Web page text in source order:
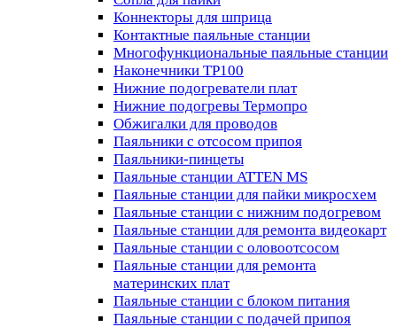
Коннекторы для шприца
Контактные паяльные станции
Многофункциональные паяльные станции
Наконечники TP100
Нижние подогреватели плат
Нижние подогревы Термопро
Обжигалки для проводов
Паяльники с отсосом припоя
Паяльники-пинцеты
Паяльные станции ATTEN MS
Паяльные станции для пайки микросхем
Паяльные станции с нижним подогревом
Паяльные станции для ремонта видеокарт
Паяльные станции с оловоотсосом
Паяльные станции для ремонта
материнских плат
Паяльные станции с блоком питания
Паяльные станции с подачей припоя